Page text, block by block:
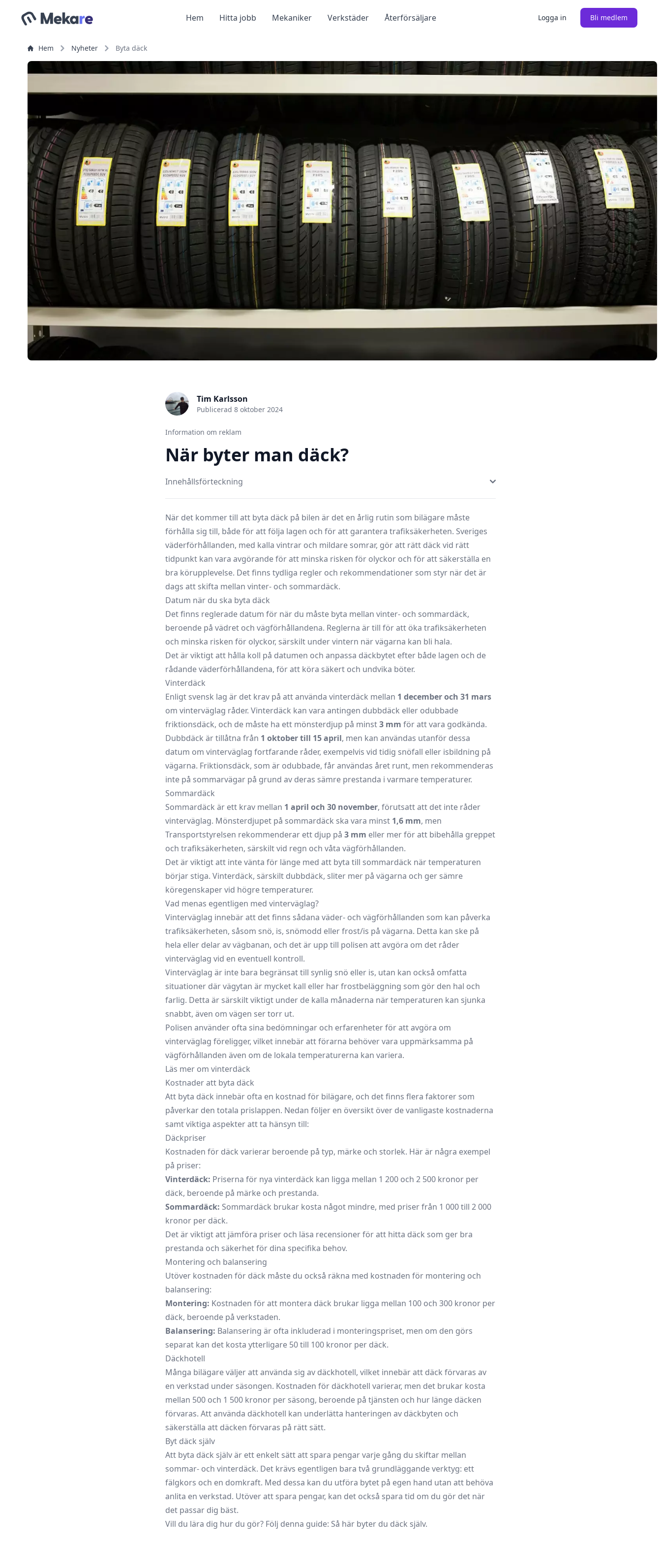
Logga in Bli medlem
Hem Hitta jobb Mekaniker Verkstäder Återförsäljare
Hem Nyheter Byta däck
Tim Karlsson
Publicerad 8 oktober 2024
Information om reklam
När byter man däck?
Innehållsförteckning
När det kommer till att byta däck på bilen är det en årlig rutin som bilägare måste
förhålla sig till, både för att följa lagen och för att garantera trafiksäkerheten. Sveriges
väderförhållanden, med kalla vintrar och mildare somrar, gör att rätt däck vid rätt
tidpunkt kan vara avgörande för att minska risken för olyckor och för att säkerställa en
bra körupplevelse. Det finns tydliga regler och rekommendationer som styr när det är
dags att skifta mellan vinter- och sommardäck.
Datum när du ska byta däck
Det finns reglerade datum för när du måste byta mellan vinter- och sommardäck,
beroende på vädret och vägförhållandena. Reglerna är till för att öka trafiksäkerheten
och minska risken för olyckor, särskilt under vintern när vägarna kan bli hala.
Det är viktigt att hålla koll på datumen och anpassa däckbytet efter både lagen och de
rådande väderförhållandena, för att köra säkert och undvika böter.
Vinterdäck
Enligt svensk lag är det krav på att använda vinterdäck mellan 1 december och 31 mars
om vinterväglag råder. Vinterdäck kan vara antingen dubbdäck eller odubbade
friktionsdäck, och de måste ha ett mönsterdjup på minst3 mm för att vara godkända.
Dubbdäck är tillåtna från 1 oktober till 15 april, men kan användas utanför dessa
datum om vinterväglag fortfarande råder, exempelvis vid tidig snöfall eller isbildning på
vägarna. Friktionsdäck, som är odubbade, får användas året runt, men rekommenderas
inte på sommarvägar på grund av deras sämre prestanda i varmare temperaturer.
Sommardäck
Sommardäck är ett krav mellan 1 april och 30 november, förutsatt att det inte råder
vinterväglag. Mönsterdjupet på sommardäck ska vara minst 1,6 mm, men
Transportstyrelsen rekommenderar ett djup på 3 mm eller mer för att bibehålla greppet
och trafiksäkerheten, särskilt vid regn och våta vägförhållanden.
Det är viktigt att inte vänta för länge med att byta till sommardäck när temperaturen
börjar stiga. Vinterdäck, särskilt dubbdäck, sliter mer på vägarna och ger sämre
köregenskaper vid högre temperaturer.
Vad menas egentligen med vinterväglag?
Vinterväglag innebär att det finns sådana väder- och vägförhållanden som kan påverka
trafiksäkerheten, såsom snö, is, snömodd eller frost/is på vägarna. Detta kan ske på
hela eller delar av vägbanan, och det är upp till polisen att avgöra om det råder
vinterväglag vid en eventuell kontroll.
Vinterväglag är inte bara begränsat till synlig snö eller is, utan kan också omfatta
situationer där vägytan är mycket kall eller har frostbeläggning som gör den hal och
farlig. Detta är särskilt viktigt under de kalla månaderna när temperaturen kan sjunka
snabbt, även om vägen ser torr ut.
Polisen använder ofta sina bedömningar och erfarenheter för att avgöra om
vinterväglag föreligger, vilket innebär att förarna behöver vara uppmärksamma på
vägförhållanden även om de lokala temperaturerna kan variera.
Läs mer om vinterdäck
Kostnader att byta däck
Att byta däck innebär ofta en kostnad för bilägare, och det finns flera faktorer som
påverkar den totala prislappen. Nedan följer en översikt över de vanligaste kostnaderna
samt viktiga aspekter att ta hänsyn till:
Däckpriser
Kostnaden för däck varierar beroende på typ, märke och storlek. Här är några exempel
på priser:
Vinterdäck: Priserna för nya vinterdäck kan ligga mellan 1 200 och 2 500 kronor per
däck, beroende på märke och prestanda.
Sommardäck: Sommardäck brukar kosta något mindre, med priser från 1 000 till 2 000
kronor per däck.
Det är viktigt att jämföra priser och läsa recensioner för att hitta däck som ger bra
prestanda och säkerhet för dina specifika behov.
Montering och balansering
Utöver kostnaden för däck måste du också räkna med kostnaden för montering och
balansering:
Montering: Kostnaden för att montera däck brukar ligga mellan 100 och 300 kronor per
däck, beroende på verkstaden.
Balansering: Balansering är ofta inkluderad i monteringspriset, men om den görs
separat kan det kosta ytterligare 50 till 100 kronor per däck.
Däckhotell
Många bilägare väljer att använda sig av däckhotell, vilket innebär att däck förvaras av
en verkstad under säsongen. Kostnaden för däckhotell varierar, men det brukar kosta
mellan 500 och 1 500 kronor per säsong, beroende på tjänsten och hur länge däcken
förvaras. Att använda däckhotell kan underlätta hanteringen av däckbyten och
säkerställa att däcken förvaras på rätt sätt.
Byt däck själv
Att byta däck själv är ett enkelt sätt att spara pengar varje gång du skiftar mellan
sommar- och vinterdäck. Det krävs egentligen bara två grundläggande verktyg: ett
fälgkors och en domkraft. Med dessa kan du utföra bytet på egen hand utan att behöva
anlita en verkstad. Utöver att spara pengar, kan det också spara tid om du gör det när
det passar dig bäst.
Vill du lära dig hur du gör? Följ denna guide: Så här byter du däck själv.